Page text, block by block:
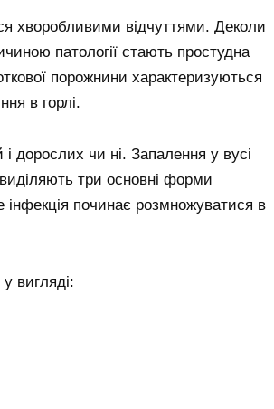
хворобливими відчуттями. Деколи
патології стають простудна
порожнини характеризуються
в горлі.
дорослих чи ні. Запалення у вусі
три основні форми
інфекція починає розмножуватися в
вигляді: